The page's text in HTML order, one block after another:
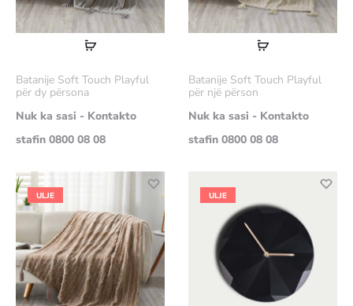
Lexoni
Batanije Soft Touch Playful
për dy përsona
Nuk ka sasi - Kontakto
stafin 0800 08 08
Lexoni
Batanije Soft Touch Playful
për një përson
Nuk ka sasi - Kontakto
stafin 0800 08 08
ULJE ULJE